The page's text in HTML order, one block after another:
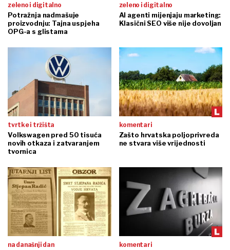
zeleno i digitalno
Potražnja nadmašuje
proizvodnju: Tajna uspjeha
OPG-a s glistama
zeleno i digitalno
AI agenti mijenjaju marketing:
Klasični SEO više nije dovoljan
tvrtke i tržišta
Volkswagen pred 50 tisuća
novih otkaza i zatvaranjem
tvornica
komentari
Zašto hrvatska poljoprivreda
ne stvara više vrijednosti
na današnji dan komentari